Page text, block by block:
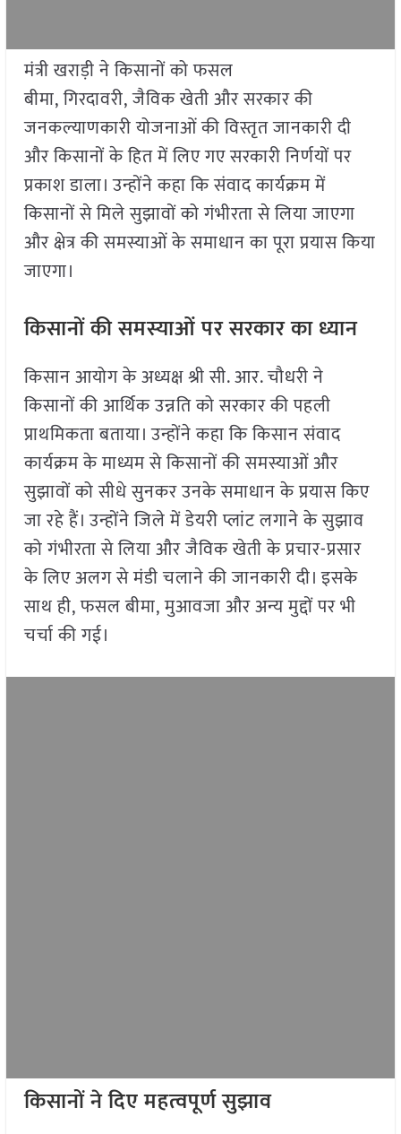
मंत्री खराड़ी ने किसानों को फसल
बीमा, गिरदावरी, जैविक खेती और सरकार की
जनकल्याणकारी योजनाओं की विस्तृत जानकारी दी
और किसानों के हित में लिए गए सरकारी निर्णयों पर
प्रकाश डाला। उन्होंने कहा कि संवाद कार्यक्रम में
किसानों से मिले सुझावों को गंभीरता से लिया जाएगा
और क्षेत्र की समस्याओं के समाधान का पूरा प्रयास किया
जाएगा।
किसानों की समस्याओं पर सरकार का ध्यान
किसान आयोग के अध्यक्ष श्री सी. आर. चौधरी ने
किसानों की आर्थिक उन्नति को सरकार की पहली
प्राथमिकता बताया। उन्होंने कहा कि किसान संवाद
कार्यक्रम के माध्यम से किसानों की समस्याओं और
सुझावों को सीधे सुनकर उनके समाधान के प्रयास किए
जा रहे हैं। उन्होंने जिले में डेयरी प्लांट लगाने के सुझाव
को गंभीरता से लिया और जैविक खेती के प्रचार-प्रसार
के लिए अलग से मंडी चलाने की जानकारी दी। इसके
साथ ही, फसल बीमा, मुआवजा और अन्य मुद्दों पर भी
चर्चा की गई।
किसानों ने दिए महत्वपूर्ण सुझाव